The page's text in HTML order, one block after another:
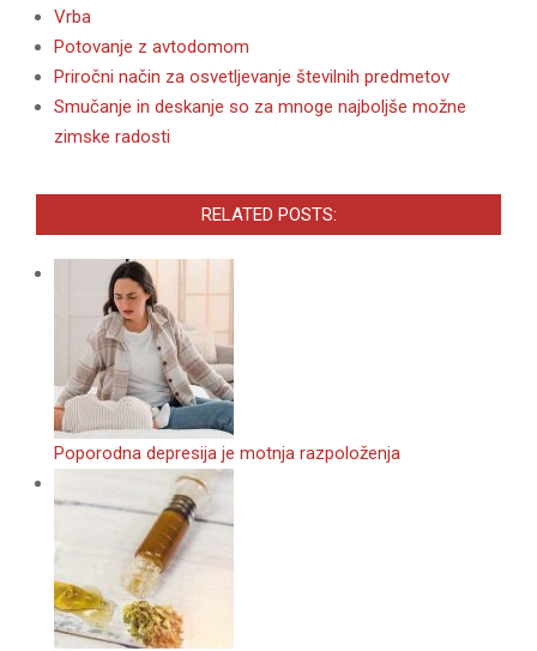
Vrba
Potovanje z avtodomom
Priročni način za osvetljevanje številnih predmetov
Smučanje in deskanje so za mnoge najboljše možne
zimske radosti
RELATED POSTS:
Poporodna depresija je motnja razpoloženja